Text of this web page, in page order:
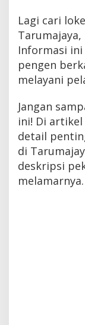
Lagi cari
Tarumajaya,
Informasi
pengen
melayani
Jangan
ini! Di
detail
di
deskripsi